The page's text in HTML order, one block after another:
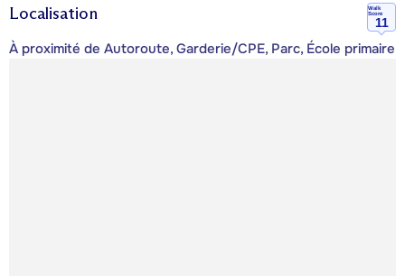
Localisation
Walk
Score
11
À proximité de Autoroute, Garderie/CPE, Parc, École primaire